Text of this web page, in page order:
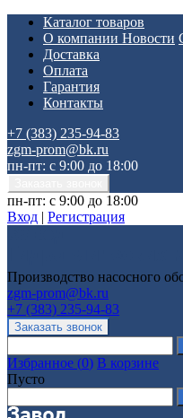
Каталог товаров
О компании Новости
Доставка
Оплата
Гарантия
Контакты
+7 (383) 235-94-83
zgm-prom@bk.ru
пн-пт: с 9:00 до 18:00
пн-пт: с 9:00 до 18:00
Вход | Регистрация
Производство насосного
zgm-prom@bk.ru
+7 (383) 235-94-83
Избранное (0) В корзине
Пусто